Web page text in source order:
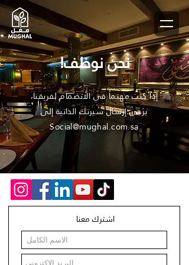
نحن نوظف!
إذا كنت مهتماً في الانضمام لفريقنا،
يرجى إرسال سيرتك الذاتية إلى
Social@mughal.com.sa
اشترك معنا